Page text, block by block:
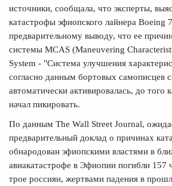
источники, сообщала, что эксперты,
катастрофы эфиопского лайнера
предварительному выводу, что ее
системы MCAS (Maneuvering
System - "Система улучшения
согласно данным бортовых самописцев
автоматически активировалась, до того
начал пикировать.
По данным The Wall Street Journal,
предварительный доклад о причинах
обнародован эфиопскими властями в
авиакатастрофе в Эфиопии погибли 157
трое россиян, жертвами падения в